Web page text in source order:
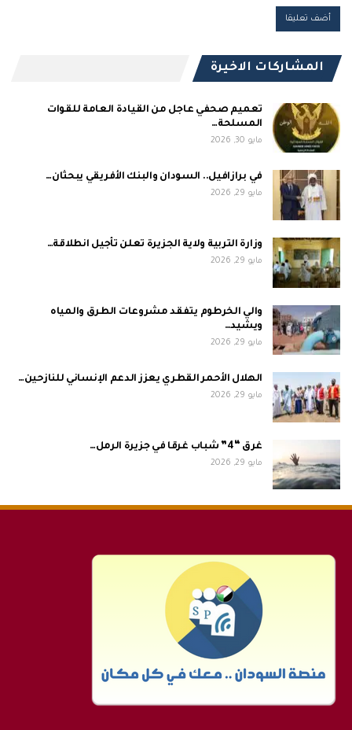
المشاركات الاخيرة
تعميم صحفي عاجل من القيادة العامة للقوات
المسلحة…
مايو 30, 2026
في برازافيل.. السودان والبنك الأفريقي يبحثان…
مايو 29, 2026
وزارة التربية ولاية الجزيرة تعلن تأجيل انطلاقة…
مايو 29, 2026
والي الخرطوم يتفقد مشروعات الطرق والمياه
ويشيد…
مايو 29, 2026
الهلال الأحمر القطري يعزز الدعم الإنساني للنازحين…
مايو 29, 2026
غرق “4” شباب غرقا في جزيرة الرمل…
مايو 29, 2026